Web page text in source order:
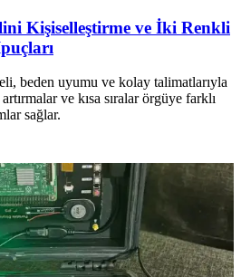
Kişiselleştirme ve İki Renkli
beden uyumu ve kolay talimatlarıyla
ve kısa sıralar örgüye farklı
sağlar.